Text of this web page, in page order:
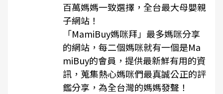
百萬媽媽一致選擇，全台最大母嬰親
子網站！
「MamiBuy媽咪拜」最多媽咪分享
的網站，每二個媽咪就有一個是Ma
miBuy的會員，提供最新鮮有用的資
訊，蒐集熱心媽咪們最真誠公正的評
鑑分享，為全台灣的媽媽發聲！